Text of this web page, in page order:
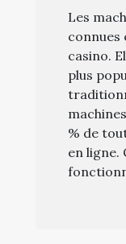
Les
connues
casino.
plus
% de
en ligne.